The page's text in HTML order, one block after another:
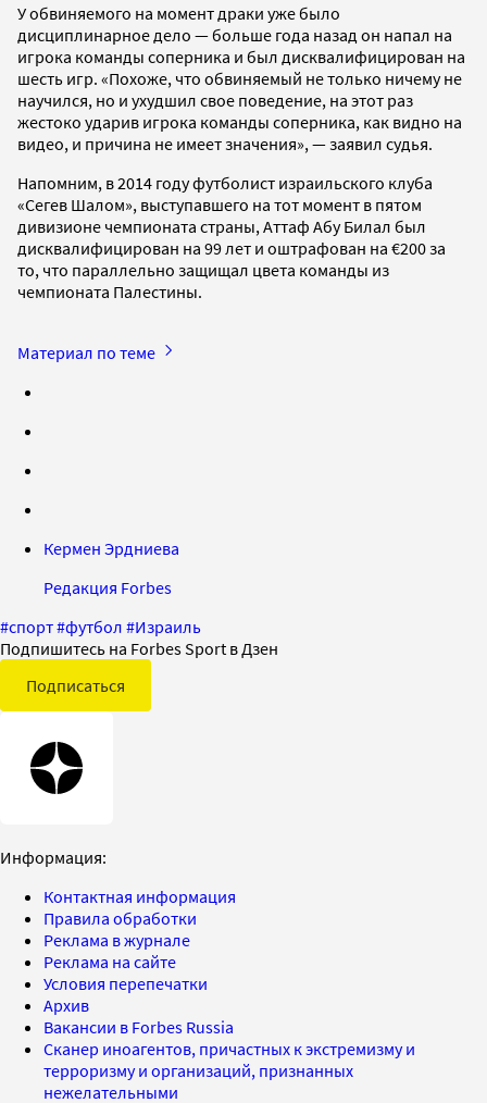
У обвиняемого на момент драки уже было
дисциплинарное дело — больше года назад он напал на
игрока команды соперника и был дисквалифицирован на
шесть игр. «Похоже, что обвиняемый не только ничему не
научился, но и ухудшил свое поведение, на этот раз
жестоко ударив игрока команды соперника, как видно на
видео, и причина не имеет значения», — заявил судья.
Напомним, в 2014 году футболист израильского клуба
«Сегев Шалом», выступавшего на тот момент в пятом
дивизионе чемпионата страны, Аттаф Абу Билал был
дисквалифицирован на 99 лет и оштрафован на €200 за
то, что параллельно защищал цвета команды из
чемпионата Палестины.
Материал по теме
Кермен Эрдниева
Редакция Forbes
#спорт#футбол #Израиль
Подпишитесь на Forbes Sport в Дзен
Подписаться
Информация:
Контактная информация
Правила обработки
Реклама в журнале
Реклама на сайте
Условия перепечатки
Архив
Вакансии в Forbes Russia
Сканер иноагентов, причастных к экстремизму и
терроризму и организаций, признанных
нежелательными